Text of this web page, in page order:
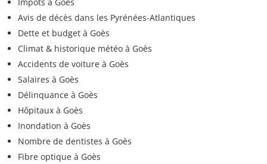
Impôts à Goès
Avis de décès dans les Pyrénées-Atlantiques
Dette et budget à Goès
Climat & historique météo à Goès
Accidents de voiture à Goès
Salaires à Goès
Délinquance à Goès
Hôpitaux à Goès
Inondation à Goès
Nombre de dentistes à Goès
Fibre optique à Goès